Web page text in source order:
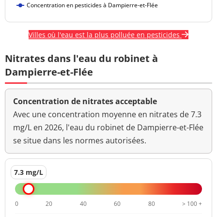
Diflubenzuron <0,020 µg/L
Diflufénicanil <0,020 µg/L <=0,1 µg/L
Diméfuron <0,020 µg/L
Dimétachlore <0,020 µg/L <=0,1 µg/L
Diméthoate <0,020 µg/L
Diphenylamine <0,020 µg/L <=0,1 µg/L
Diuron <0,020 µg/L
N,N-diméthyl-N'-
phénylsulfamide
N,N-Dimet-tolylsulphamid <0,020 µg/L <=0,1 µg/L
Concentration en pesticides à Dampierre-et-Flée
Villes où l'eau est la plus polluée en pesticides
Nitrates dans l'eau du robinet à
Dampierre-et-Flée
Concentration de nitrates acceptable
Avec une concentration moyenne en nitrates de 7.3
mg/L en 2026, l'eau du robinet de Dampierre-et-Flée
se situe dans les normes autorisées.
7.3 mg/L
0 20 40 60 80 > 100 +